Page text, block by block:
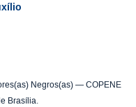
Negros(as) — COPENE
Brasília.